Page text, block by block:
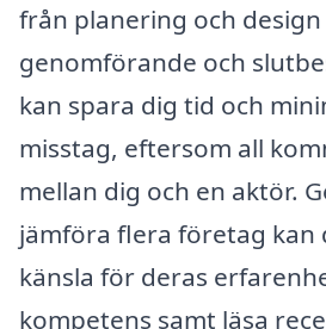
från planering och
genomförande och
kan spara dig tid och
misstag, eftersom all
mellan dig och en aktör.
jämföra flera företag kan
känsla för deras
kompetens samt läsa